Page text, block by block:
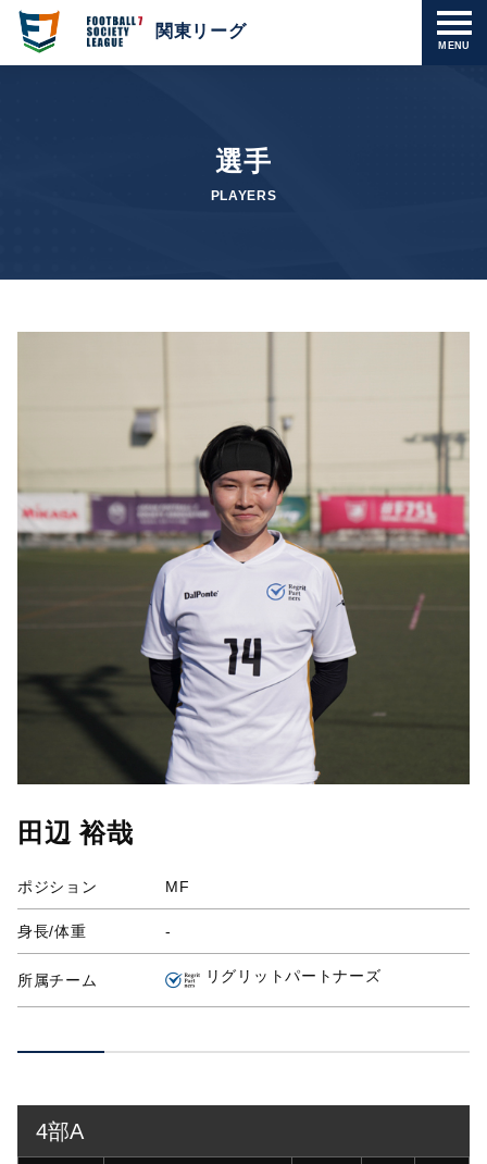
MENU
関東リーグ
選手
PLAYERS
田辺 裕哉
ポジション MF
身長/体重 -
所属チーム リグリットパートナーズ
4部A